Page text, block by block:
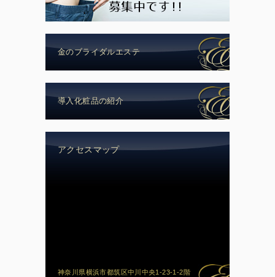
金のブライダルエステ
導入化粧品の紹介
アクセスマップ
神奈川県横浜市都筑区中川中央1-23-1-2階